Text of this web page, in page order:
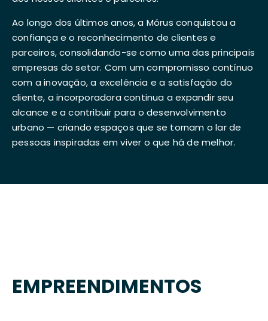
Ao longo dos últimos anos, a Mórus conquistou a
confiança e o reconhecimento de clientes e
parceiros, consolidando-se como uma das principais
empresas do setor. Com um compromisso contínuo
com a inovação, a excelência e a satisfação do
cliente, a incorporadora continua a expandir seu
alcance e a contribuir para o desenvolvimento
urbano — criando espaços que se tornam o lar de
pessoas inspiradas em viver o que há de melhor.
EMPREENDIMENTOS